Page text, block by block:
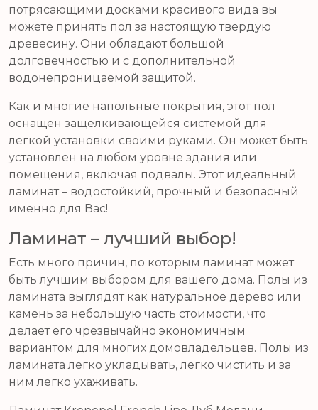
потрясающими досками красивого вида вы
можете принять пол за настоящую твердую
древесину. Они обладают большой
долговечностью и с дополнительной
водонепроницаемой защитой.
Как и многие напольные покрытия, этот пол
оснащен защелкивающейся системой для
легкой установки своими руками. Он может быть
установлен на любом уровне здания или
помещения, включая подвалы. Этот идеальный
ламинат – водостойкий, прочный и безопасный
именно для Вас!
Ламинат – лучший выбор!
Есть много причин, по которым ламинат может
быть лучшим выбором для вашего дома. Полы из
ламината выглядят как натуральное дерево или
камень за небольшую часть стоимости, что
делает его чрезвычайно экономичным
вариантом для многих домовладельцев. Полы из
ламината легко укладывать, легко чистить и за
ним легко ухаживать.